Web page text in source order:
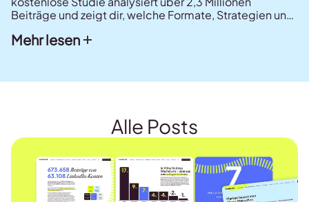
Beiträge und zeigt dir, welche Formate, Strategien und
Mehr lesen
Alle Posts